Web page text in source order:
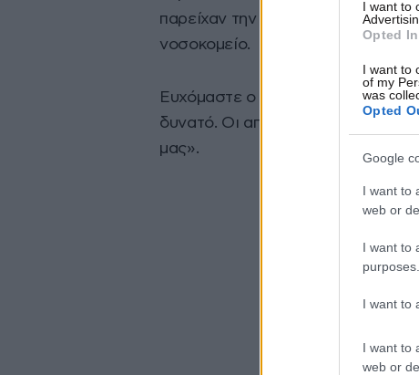
I want to
Opted In
I want to
of my
was
Opted
Google
I want to
web or
I want to
purposes.
I want to
I want to
web or
παρείχαν την απαραίτητη άμεση
νοσοκομείο.
Ευχόμαστε ο Σερχάτ Γκιουνές να
δυνατό. Οι απαραίτητες και
μας».